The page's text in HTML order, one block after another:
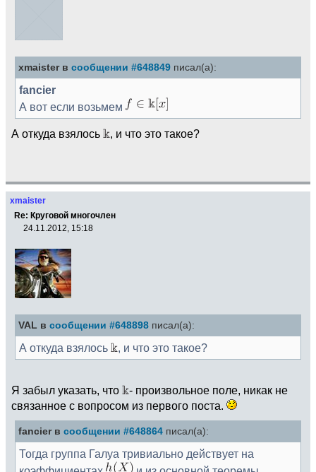
xmaister в сообщении #648849 писал(а):
fancier
А вот если возьмем
А откуда взялось , и что это такое?
xmaister
Re: Круговой многочлен
24.11.2012, 15:18
VAL в сообщении #648898 писал(а):
А откуда взялось , и что это такое?
Я забыл указать, что
- произвольное поле, никак не
связанное с вопросом из первого поста.
fancier в сообщении #648864 писал(а):
Тогда группа Галуа тривиально действует на